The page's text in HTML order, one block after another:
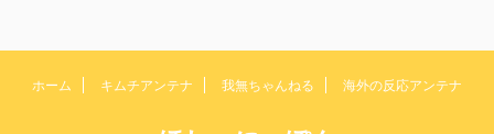
ホーム キムチアンテナ 我無ちゃんねる 海外の反応アンテナ